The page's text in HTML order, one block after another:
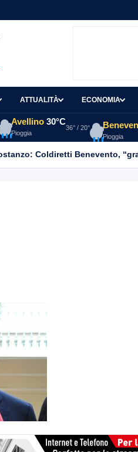
ATTUALITÀ ECONOMIA
Avellino 30°C
Pioggia
36° / 20°
Pioggia
Coldiretti Benevento,